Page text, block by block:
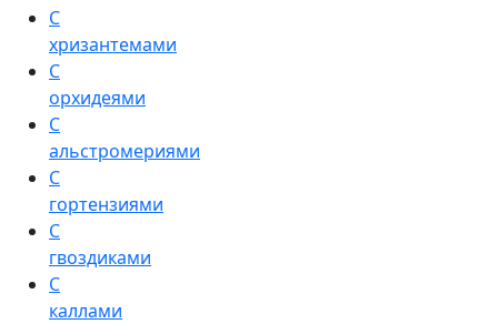
С
хризантемами
С
орхидеями
С
альстромериями
С
гортензиями
С
гвоздиками
С
каллами